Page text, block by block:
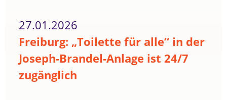
27.01.2026
Freiburg: „Toilette für alle“ in der
Joseph-Brandel-Anlage ist 24/7
zugänglich